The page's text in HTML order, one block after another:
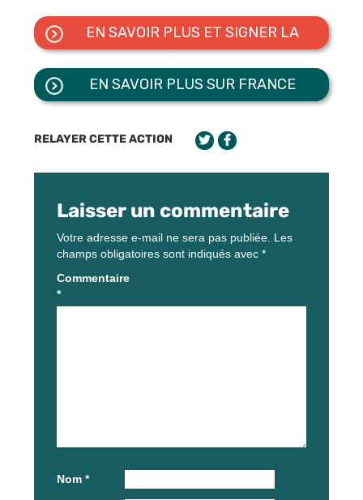
EN SAVOIR PLUS ET SIGNER LA
EN SAVOIR PLUS SUR FRANCE
RELAYER CETTE ACTION
Laisser un commentaire
Votre adresse e-mail ne sera pas publiée. Les
champs obligatoires sont indiqués avec *
Commentaire
*
Nom *